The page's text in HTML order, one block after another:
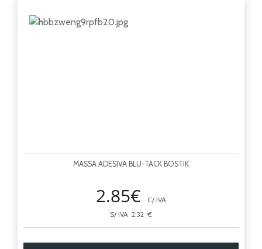
MASSA ADESIVA BLU-TACK BOSTIK
2.85€
C/ IVA
S/ IVA 2.32 €